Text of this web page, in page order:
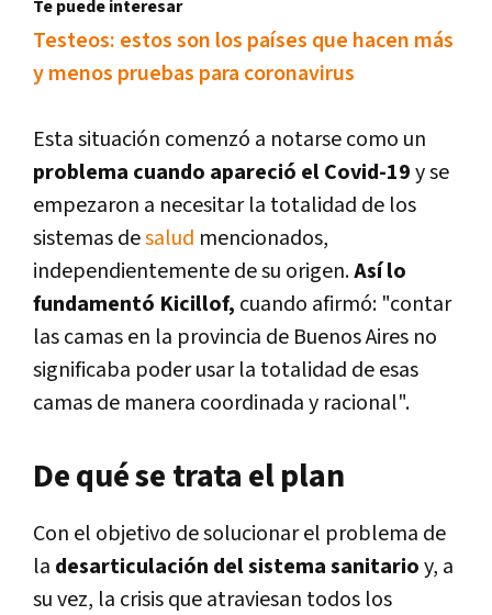
Te puede interesar
Testeos: estos son los países que hacen más
y menos pruebas para coronavirus
Esta situación comenzó a notarse como un
problema cuando apareció el Covid-19y se
empezaron a necesitar la totalidad de los
sistemas desalud mencionados,
independientemente de su origen.Así lo
fundamentó Kicillof, cuando afirmó: "contar
las camas en la provincia de Buenos Aires no
significaba poder usar la totalidad de esas
camas de manera coordinada y racional".
De qué se trata el plan
Con el objetivo de solucionar el problema de
la desarticulación del sistema sanitarioy, a
su vez, la crisis que atraviesan todos los